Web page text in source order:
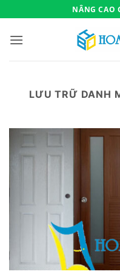
qua
nội
NÂNG CAO
LƯU TRỮ DANH